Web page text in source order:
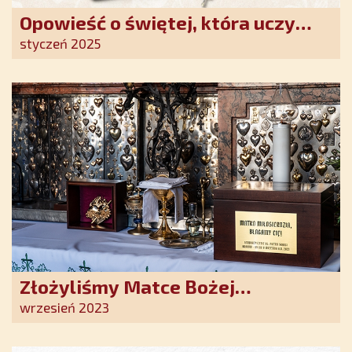
Opowieść o świętej, która uczy
szczerego oddania się Bogu.
nadziei w XXI wieku
styczeń 2025
Złożyliśmy Matce Bożej
Ostrobramskiej pozłacane wotum
wrzesień 2023